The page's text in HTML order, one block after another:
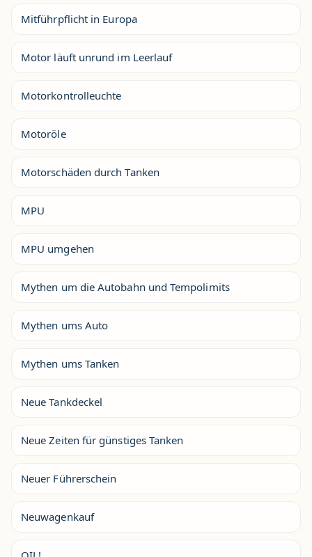
Mitführpflicht in Europa
Motor läuft unrund im Leerlauf
Motorkontrolleuchte
Motoröle
Motorschäden durch Tanken
MPU
MPU umgehen
Mythen um die Autobahn und Tempolimits
Mythen ums Auto
Mythen ums Tanken
Neue Tankdeckel
Neue Zeiten für günstiges Tanken
Neuer Führerschein
Neuwagenkauf